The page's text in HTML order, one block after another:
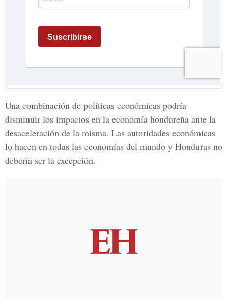
Una combinación de políticas económicas podría
disminuir los impactos en la economía hondureña ante la
desaceleración de la misma. Las autoridades económicas
lo hacen en todas las economías del mundo y Honduras no
debería ser la excepción.